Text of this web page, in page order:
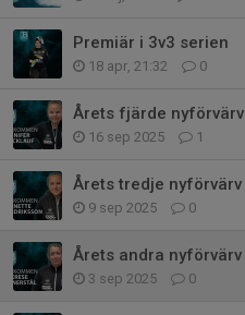
Premiär i 3v3 serien
18 apr, 21:32 0
Årets fjärde
16 sep 2025 1
9 sep 2025 0
Årets andra
3 sep 2025 0